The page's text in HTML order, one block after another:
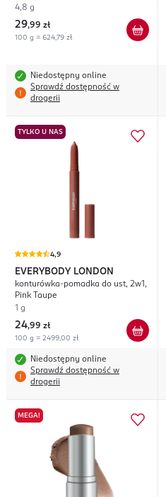
4,8 g
29,99 zł
100 g = 624,79 zł
Niedostępny online
Sprawdź dostępność w
drogerii
TYLKO U NAS
4,9
EVERYBODY LONDON
konturówka-pomadka do ust, 2w1,
Pink Taupe
1 g
24,99 zł
100 g = 2499,00 zł
Niedostępny online
Sprawdź dostępność w
drogerii
MEGA!